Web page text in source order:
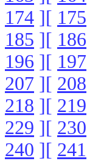
174 ][ 175
185 ][ 186
196 ][ 197
207 ][ 208
218 ][ 219
229 ][ 230
240 ][ 241